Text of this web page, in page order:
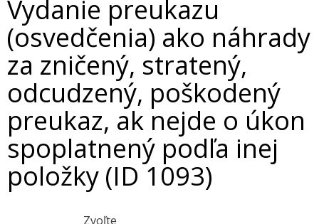
Vydanie preukazu
(osvedčenia) ako náhrady
za zničený, stratený,
odcudzený, poškodený
preukaz, ak nejde o úkon
spoplatnený podľa inej
položky (ID 1093)
Zvoľte